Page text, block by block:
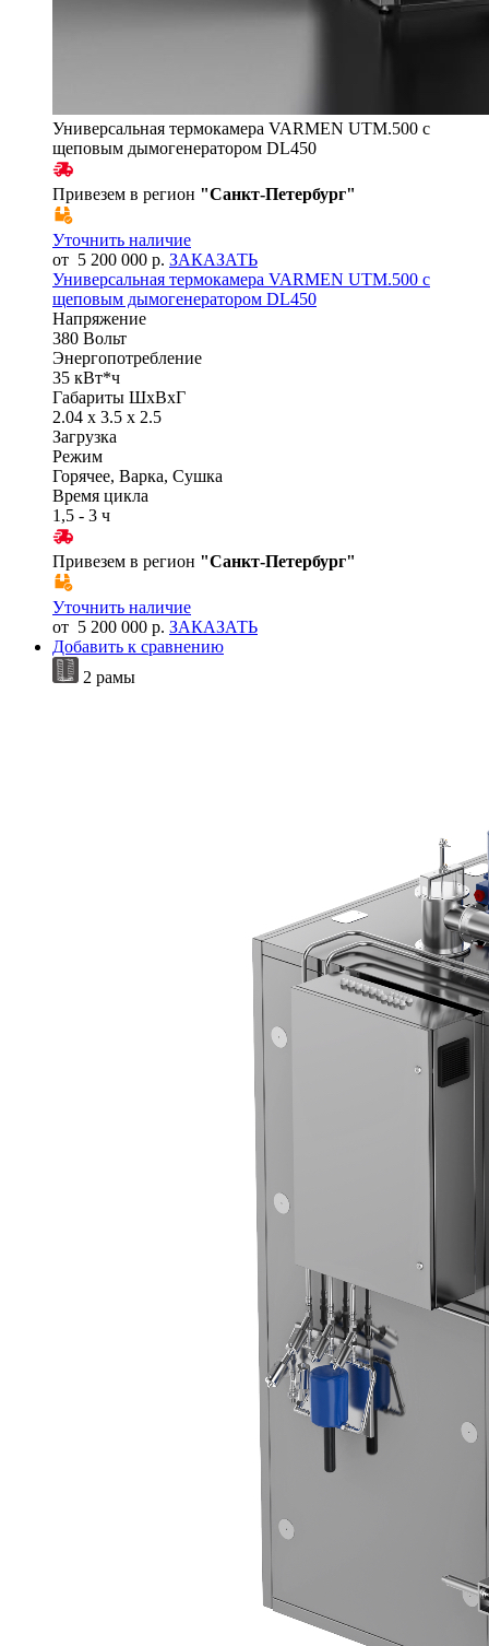
Универсальная термокамера VARMEN UTM.500 с
щеповым дымогенератором DL450
Привезем в регион "Санкт-Петербург"
Уточнить наличие
от 5 200 000 р. ЗАКАЗАТЬ
Универсальная термокамера VARMEN UTM.500 с
щеповым дымогенератором DL450
Напряжение
380 Вольт
Энергопотребление
35 кВт*ч
Габариты ШхВхГ
2.04 x 3.5 x 2.5
Загрузка
Режим
Горячее, Варка, Сушка
Время цикла
1,5 - 3 ч
Привезем в регион "Санкт-Петербург"
Уточнить наличие
от 5 200 000 р. ЗАКАЗАТЬ
Добавить к сравнению
2 рамы